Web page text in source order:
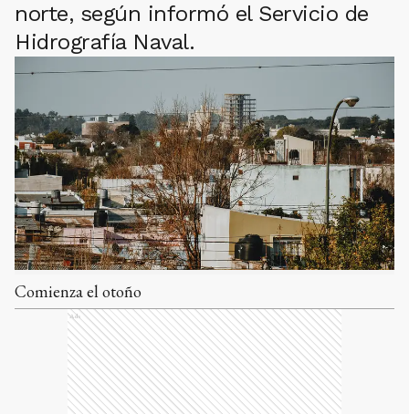
norte, según informó el Servicio de
Hidrografía Naval.
Comienza el otoño
Ads